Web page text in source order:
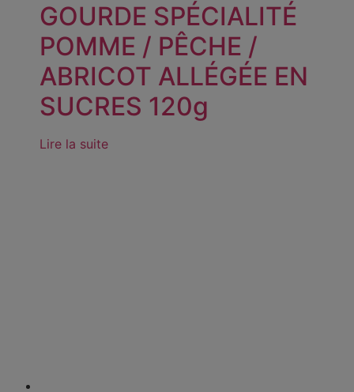
GOURDE SPÉCIALITÉ
POMME / PÊCHE /
ABRICOT ALLÉGÉE EN
SUCRES 120g
Lire la suite